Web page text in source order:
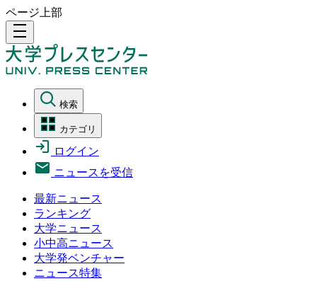
ページ上部
density_medium
検索
カテゴリ
ログイン
ニュースを受信
最新ニュース
ランキング
大学ニュース
小中高ニュース
大学発ベンチャー
ニュース特集